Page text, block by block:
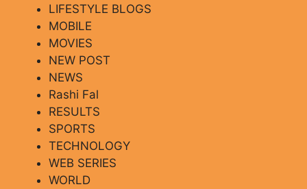
LIFESTYLE BLOGS
MOBILE
MOVIES
NEW POST
NEWS
Rashi Fal
RESULTS
SPORTS
TECHNOLOGY
WEB SERIES
WORLD